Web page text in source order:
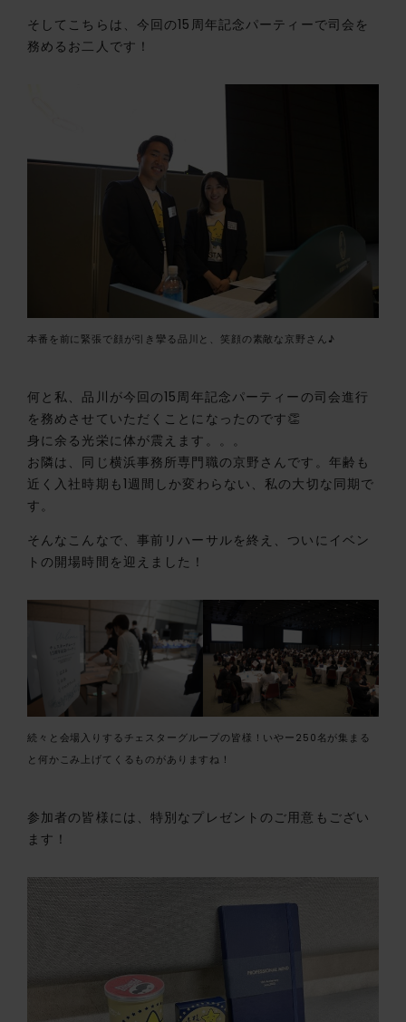
そしてこちらは、今回の15周年記念パーティーで司会を
務めるお二人です！
本番を前に緊張で顔が引き攣る品川と、笑顔の素敵な京野さん♪
何と私、品川が今回の15周年記念パーティーの司会進行
を務めさせていただくことになったのです👏
身に余る光栄に体が震えます。。。
お隣は、同じ横浜事務所専門職の京野さんです。年齢も
近く入社時期も1週間しか変わらない、私の大切な同期で
す。
そんなこんなで、事前リハーサルを終え、ついにイベン
トの開場時間を迎えました！
続々と会場入りするチェスターグループの皆様！いやー250名が集まる
と何かこみ上げてくるものがありますね！
参加者の皆様には、特別なプレゼントのご用意もござい
ます！